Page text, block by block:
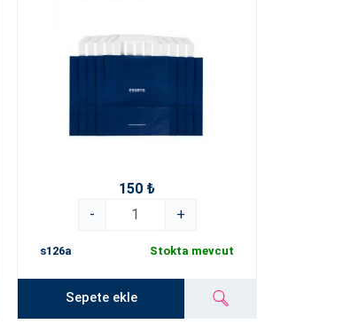
150 ₺
-
+
s126a Stokta mevcut
Sepete ekle